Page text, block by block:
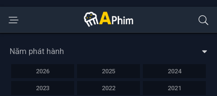
Năm phát hành
2026 2025 2024
2023 2022 2021